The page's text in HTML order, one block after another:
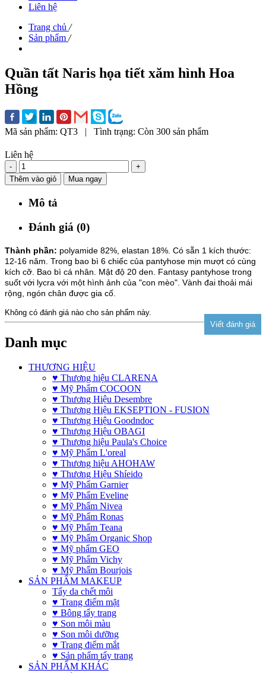
Liên hệ
Trang chủ /
Sản phẩm /
Quần tất Naris họa tiết xăm hình Hoa
Hồng
Mã sản phẩm: QT3 | Tình trạng: Còn 300 sản phẩm
Liên hệ
-
+
Thêm vào giỏ
Mua ngay
Mô tả
Đánh giá (0)
Thành phần: polyamide 82%, elastan 18%. Có sẵn 1 kích thước:
12-16 năm. Trong bao bì 6 chiếc của pantyhose mịn mượt có cùng
kích cỡ. Bao bì cá nhân. Mật độ 20 den.
Fantasy pantyhose trong
suốt với lycra với một hình ảnh của "con mèo". Vành đai thoải mái
rộng, ngón chân được gia cố.
Không có đánh giá nào cho sản phẩm này.
Danh mục
THƯƠNG HIỆU
♥ Thương hiệu CLARENA
♥ Mỹ Phẩm COCOON
♥ Thương Hiệu Desembre
♥ Thương Hiệu EKSEPTION - FUSION
♥ Thương Hiệu Goodndoc
♥ Thương Hiệu OBAGI
♥ Thương hiệu Paula's Choice
♥ Mỹ Phẩm L'oreal
♥ Thương hiệu AHOHAW
♥ Thương Hiệu Shíeido
♥ Mỹ Phẩm Garnier
♥ Mỹ Phẩm Eveline
♥ Mỹ Phẩm Nivea
♥ Mỹ Phẩm Ronas
♥ Mỹ Phẩm Teana
♥ Mỹ Phẩm Organic Shop
♥ Mỹ phẩm GEO
♥ Mỹ Phẩm Vichy
♥ Mỹ Phẩm Bourjois
SẢN PHẨM MAKEUP
Tẩy da chết môi
♥ Trang điểm mặt
♥ Bông tẩy trang
♥ Son môi màu
♥ Son môi dưỡng
♥ Trang điểm mắt
♥ Sản phẩm tẩy trang
SẢN PHẨM KHÁC